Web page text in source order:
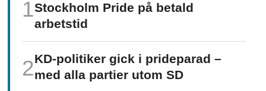
Stockholm Pride på betald
arbetstid
KD-politiker gick i prideparad –
med alla partier utom SD